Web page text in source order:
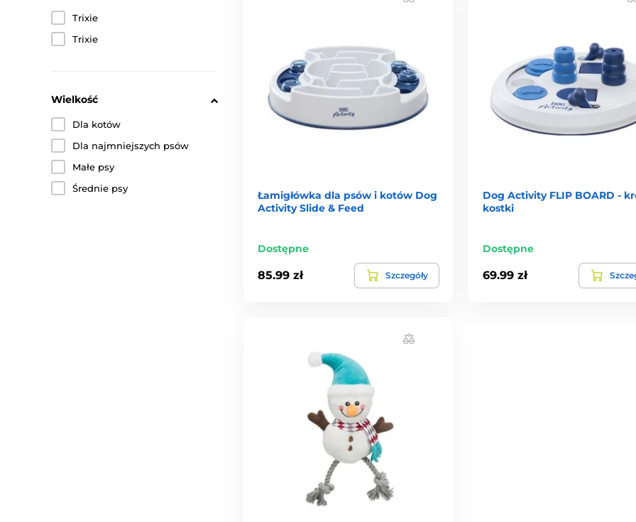
Trixie
Trixie
Wielkość
Dla kotów
Dla najmniejszych psów
Małe psy
Średnie psy
Łamigłówka dla psów i kotów Dog
Activity Slide & Feed
Dostępne
85.99 zł Szczegóły
Dog Activity FLIP BOARD -
kostki
Dostępne
69.99 zł